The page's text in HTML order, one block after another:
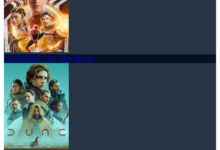
Spider-Man : No Way Home